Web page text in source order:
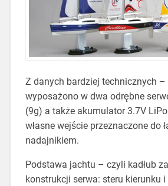
Z danych bardziej technicznych –
wyposażono w dwa odrębne
(9g) a także akumulator 3.7V
własne wejście przeznaczone do
nadajnikiem.
Podstawa jachtu – czyli kadłub
konstrukcji serwa: steru kierunku